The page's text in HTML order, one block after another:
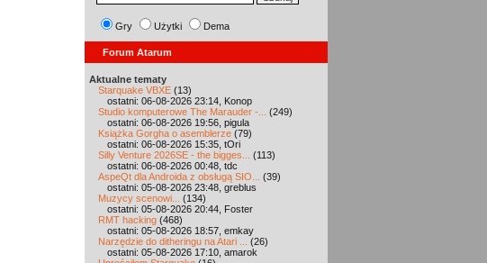
Gry Użytki Dema
Forum Atarum
Aktualne tematy
Starquake VBXE (13)
ostatni: 06-08-2026 23:14, Konop
Studio komputerowe The Marauder -...
(249)
ostatni: 06-08-2026 19:56, pigula
Książka Gorgha o asemblerze (79)
ostatni: 06-08-2026 15:35, tOri
Silly Venture 2026SE - the bigges...
(113)
ostatni: 06-08-2026 00:48, tdc
AspeQt dla Androida z obsługą SIO...
(39)
ostatni: 05-08-2026 23:48, greblus
Muzycy scenowi...
(134)
ostatni: 05-08-2026 20:44, Foster
RMT hacking (468)
ostatni: 05-08-2026 18:57, emkay
Narzędzie do ditheringu na Atari ...
(26)
ostatni: 05-08-2026 17:10, amarok